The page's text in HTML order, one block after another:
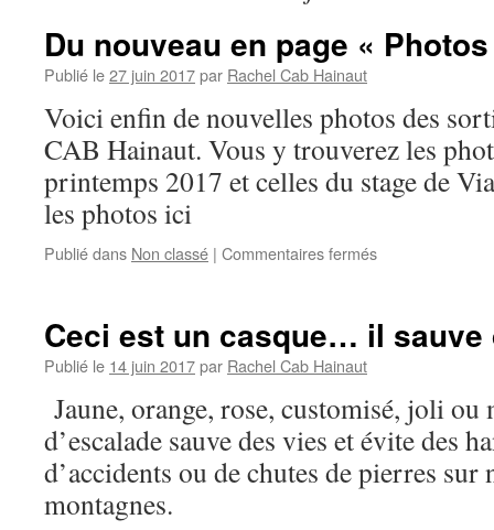
Du nouveau en page «
Publié le27 juin 2017par Rachel Cab Hainaut
Voici enfin de nouvelles photos des
CAB Hainaut. Vous y trouverez les
printemps 2017 et celles du stage de
les photos ici
Publié dans Non classé | Commentaires ferméssur
page
Ceci est un casque… il sauve
Publié le 14 juin 2017par Rachel Cab Hainaut
Jaune, orange, rose, customisé, joli ou
d’escalade sauve des vies et évite des
d’accidents ou de chutes de pierres sur
montagnes.